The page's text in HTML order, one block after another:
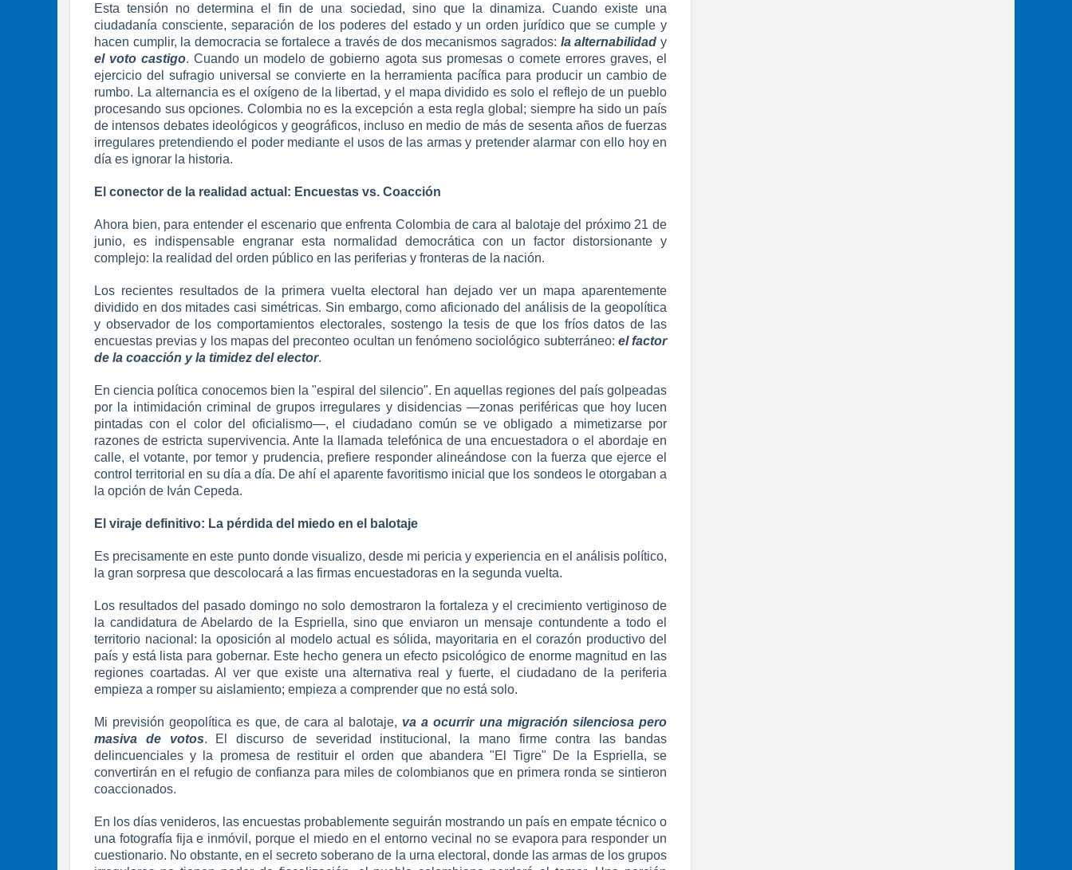
Esta tensión no determina el fin de una sociedad, sino que la dinamiza. Cuando existe una
ciudadanía consciente, separación de los poderes del estado y un orden jurídico que se cumple y
hacen cumplir, la democracia se fortalece a través de dos mecanismos sagrados: la alternabilidad y
el voto castigo. Cuando un modelo de gobierno agota sus promesas o comete errores graves, el
ejercicio del sufragio universal se convierte en la herramienta pacífica para producir un cambio de
rumbo. La alternancia es el oxígeno de la libertad, y el mapa dividido es solo el reflejo de un pueblo
procesando sus opciones. Colombia no es la excepción a esta regla global; siempre ha sido un país
de intensos debates ideológicos y geográficos, incluso en medio de más de sesenta años de fuerzas
irregulares pretendiendo el poder mediante el usos de las armas y pretender alarmar con ello hoy en
día es ignorar la historia.
El conector de la realidad actual: Encuestas vs. Coacción
Ahora bien, para entender el escenario que enfrenta Colombia de cara al balotaje del próximo 21 de
junio, es indispensable engranar esta normalidad democrática con un factor distorsionante y
complejo: la realidad del orden público en las periferias y fronteras de la nación.
Los recientes resultados de la primera vuelta electoral han dejado ver un mapa aparentemente
dividido en dos mitades casi simétricas. Sin embargo, como aficionado del análisis de la geopolítica
y observador de los comportamientos electorales, sostengo la tesis de que los fríos datos de las
encuestas previas y los mapas del preconteo ocultan un fenómeno sociológico subterráneo: el factor
de la coacción y la timidez del elector.
En ciencia política conocemos bien la "espiral del silencio". En aquellas regiones del país golpeadas
por la intimidación criminal de grupos irregulares y disidencias —zonas periféricas que hoy lucen
pintadas con el color del oficialismo—, el ciudadano común se ve obligado a mimetizarse por
razones de estricta supervivencia. Ante la llamada telefónica de una encuestadora o el abordaje en
calle, el votante, por temor y prudencia, prefiere responder alineándose con la fuerza que ejerce el
control territorial en su día a día. De ahí el aparente favoritismo inicial que los sondeos le otorgaban a
la opción de Iván Cepeda.
El viraje definitivo: La pérdida del miedo en el balotaje
Es precisamente en este punto donde visualizo, desde mi pericia y experiencia en el análisis político,
la gran sorpresa que descolocará a las firmas encuestadoras en la segunda vuelta.
Los resultados del pasado domingo no solo demostraron la fortaleza y el crecimiento vertiginoso de
la candidatura de Abelardo de la Espriella, sino que enviaron un mensaje contundente a todo el
territorio nacional: la oposición al modelo actual es sólida, mayoritaria en el corazón productivo del
país y está lista para gobernar. Este hecho genera un efecto psicológico de enorme magnitud en las
regiones coartadas. Al ver que existe una alternativa real y fuerte, el ciudadano de la periferia
empieza a romper su aislamiento; empieza a comprender que no está solo.
Mi previsión geopolítica es que, de cara al balotaje, va a ocurrir una migración silenciosa pero
masiva de votos. El discurso de severidad institucional, la mano firme contra las bandas
delincuenciales y la promesa de restituir el orden que abandera "El Tigre" De la Espriella, se
convertirán en el refugio de confianza para miles de colombianos que en primera ronda se sintieron
coaccionados.
En los días venideros, las encuestas probablemente seguirán mostrando un país en empate técnico o
una fotografía fija e inmóvil, porque el miedo en el entorno vecinal no se evapora para responder un
cuestionario. No obstante, en el secreto soberano de la urna electoral, donde las armas de los grupos